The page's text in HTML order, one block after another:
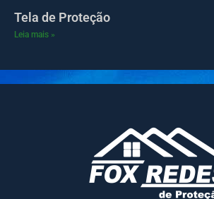
Tela de Proteção
Leia mais »